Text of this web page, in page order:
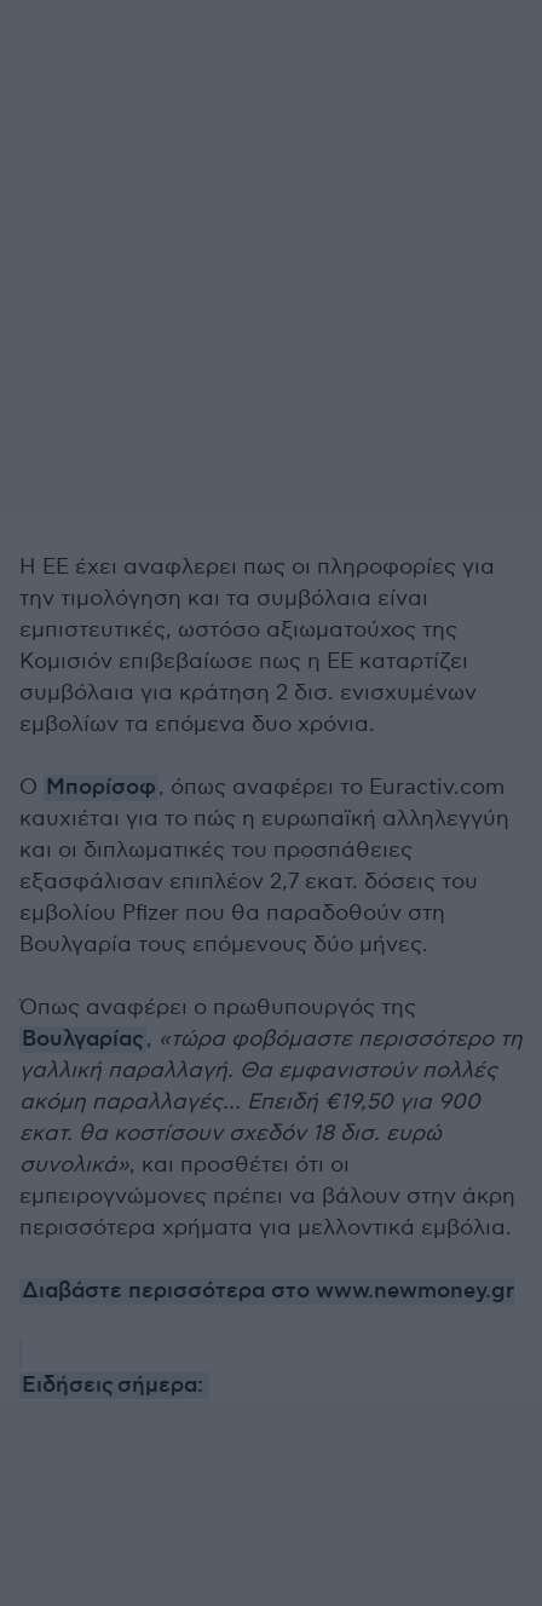
Η ΕΕ έχει αναφλερει πως οι πληροφορίες για
την τιμολόγηση και τα συμβόλαια είναι
εμπιστευτικές, ωστόσο αξιωματούχος της
Κομισιόν επιβεβαίωσε πως η ΕΕ καταρτίζει
συμβόλαια για κράτηση 2 δισ. ενισχυμένων
εμβολίων τα επόμενα δυο χρόνια.
Ο Μπορίσοφ, όπως αναφέρει το Euractiv.com
καυχιέται για το πώς η ευρωπαϊκή αλληλεγγύη
και οι διπλωματικές του προσπάθειες
εξασφάλισαν επιπλέον 2,7 εκατ. δόσεις του
εμβολίου Pfizer που θα παραδοθούν στη
Βουλγαρία τους επόμενους δύο μήνες.
Όπως αναφέρει ο πρωθυπουργός της
Βουλγαρίας, «τώρα φοβόμαστε περισσότερο τη
γαλλική παραλλαγή. Θα εμφανιστούν πολλές
ακόμη παραλλαγές… Επειδή €19,50 για 900
εκατ. θα κοστίσουν σχεδόν 18 δισ. ευρώ
συνολικά», και προσθέτει ότι οι
εμπειρογνώμονες πρέπει να βάλουν στην άκρη
περισσότερα χρήματα για μελλοντικά εμβόλια.
Διαβάστε περισσότερα στο www.newmoney.gr
Ειδήσεις σήμερα: